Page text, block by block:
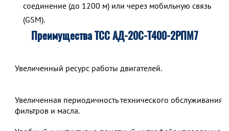
соединение (до 1200 м) или через мобильную связь
(GSM).
Преимущества ТСС АД-20С-Т400-2РПМ7
Увеличенный ресурс работы двигателей.
Увеличенная периодичность технического обслуживания,
фильтров и масла.